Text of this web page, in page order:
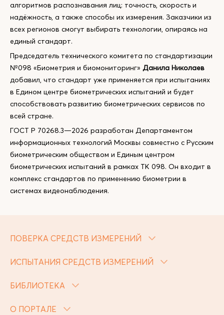
алгоритмов распознавания лиц: точность, скорость и
надёжность, а также способы их измерения. Заказчики из
всех регионов смогут выбирать технологии, опираясь на
единый стандарт.
Председатель технического комитета по стандартизации
№098 «Биометрия и биомониторинг» Данила Николаев
добавил, что стандарт уже применяется при испытаниях
в Едином центре биометрических испытаний и будет
способствовать развитию биометрических сервисов по
всей стране.
ГОСТ Р 70268.3—2026 разработан Департаментом
информационных технологий Москвы совместно с Русским
биометрическим обществом и Единым центром
биометрических испытаний в рамках ТК 098. Он входит в
комплекс стандартов по применению биометрии в
системах видеонаблюдения.
ПОВЕРКА СРЕДСТВ ИЗМЕРЕНИЙ
ИСПЫТАНИЯ СРЕДСТВ ИЗМЕРЕНИЙ
БИБЛИОТЕКА
О ПОРТАЛЕ